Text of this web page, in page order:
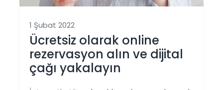
1 Şubat 2022
Ücretsiz olarak online
rezervasyon alın ve dijital
çağı yakalayın